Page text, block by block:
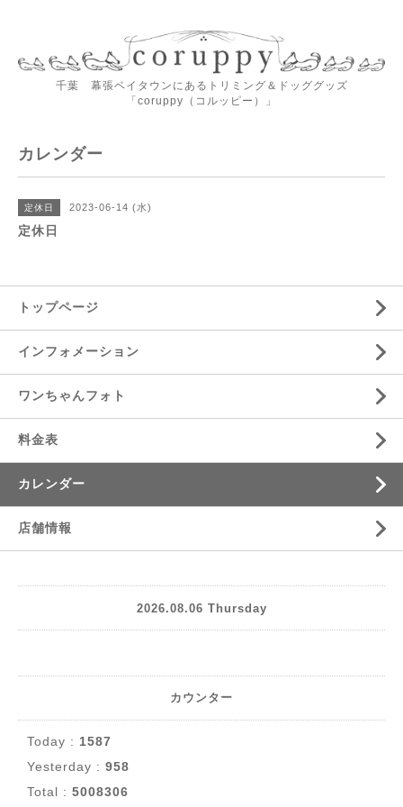
千葉 幕張ベイタウンにあるトリミング＆ドッググッズ
「coruppy（コルッピー）」
カレンダー
定休日 2023-06-14 (水)
定休日
トップページ
インフォメーション
ワンちゃんフォト
料金表
カレンダー
店舗情報
2026.08.06 Thursday
カウンター
Today : 1587
Yesterday : 958
Total : 5008306